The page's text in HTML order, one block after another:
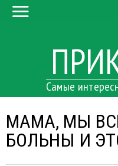
Самые
МАМА, МЫ
БОЛЬНЫ И